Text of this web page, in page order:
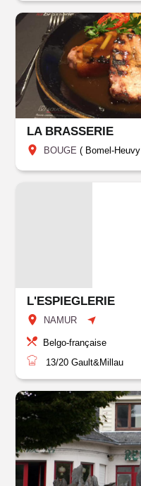
LA BRASSERIE
BOUGE ( Bomel-Heuvy
L'ESPIEGLERIE
NAMUR
Belgo-française
13/20 Gault&Millau